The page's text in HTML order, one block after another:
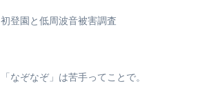
初登園と低周波音被害調査
「なぞなぞ」は苦手ってことで。